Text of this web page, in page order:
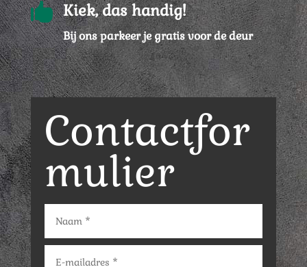
 Kiek, das handig!
Bij ons parkeer je gratis voor de deur
Contactfor
mulier